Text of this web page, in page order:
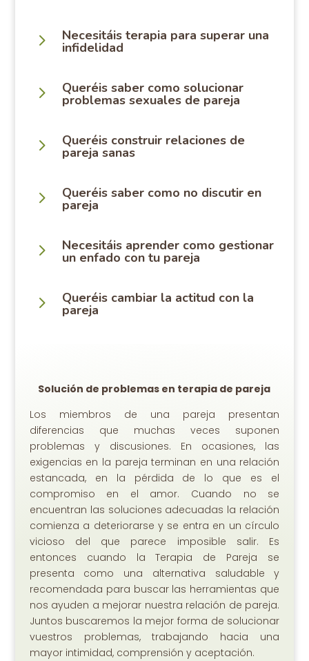
5 Necesitáis terapia para superar una
infidelidad
5 Queréis saber como solucionar
problemas sexuales de pareja
5 Queréis construir relaciones de
pareja sanas
5 Queréis saber como no discutir en
pareja
5 Necesitáis aprender como gestionar
un enfado con tu pareja
5 Queréis cambiar la actitud con la
pareja
Solución de problemas en terapia de pareja
Los miembros de una pareja presentan
diferencias que muchas veces suponen
problemas y discusiones. En ocasiones, las
exigencias en la pareja terminan en una relación
estancada, en la pérdida de lo que es el
compromiso en el amor. Cuando no se
encuentran las soluciones adecuadas la relación
comienza a deteriorarse y se entra en un círculo
vicioso del que parece imposible salir. Es
entonces cuando la Terapia de Pareja se
presenta como una alternativa saludable y
recomendada para buscar las herramientas que
nos ayuden a mejorar nuestra relación de pareja.
Juntos buscaremos la mejor forma de solucionar
vuestros problemas, trabajando hacia una
mayor intimidad, comprensión y aceptación.